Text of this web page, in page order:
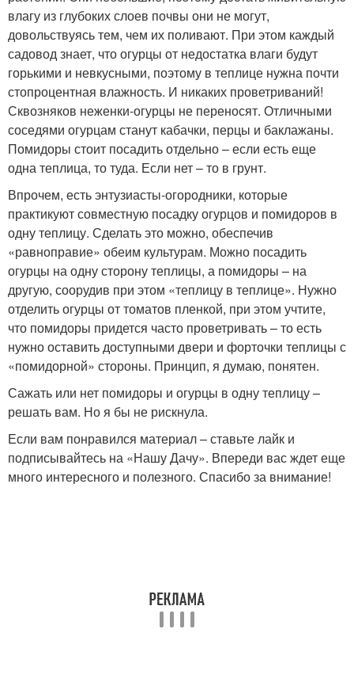
влагу из глубоких слоев почвы они не могут,
довольствуясь тем, чем их поливают. При этом каждый
садовод знает, что огурцы от недостатка влаги будут
горькими и невкусными, поэтому в теплице нужна почти
стопроцентная влажность. И никаких проветриваний!
Сквозняков неженки-огурцы не переносят. Отличными
соседями огурцам станут кабачки, перцы и баклажаны.
Помидоры стоит посадить отдельно – если есть еще
одна теплица, то туда. Если нет – то в грунт.
Впрочем, есть энтузиасты-огородники, которые
практикуют совместную посадку огурцов и помидоров в
одну теплицу. Сделать это можно, обеспечив
«равноправие» обеим культурам. Можно посадить
огурцы на одну сторону теплицы, а помидоры – на
другую, соорудив при этом «теплицу в теплице». Нужно
отделить огурцы от томатов пленкой, при этом учтите,
что помидоры придется часто проветривать – то есть
нужно оставить доступными двери и форточки теплицы с
«помидорной» стороны. Принцип, я думаю, понятен.
Сажать или нет помидоры и огурцы в одну теплицу –
решать вам. Но я бы не рискнула.
Если вам понравился материал – ставьте лайк и
подписывайтесь на «Нашу Дачу». Впереди вас ждет еще
много интересного и полезного. Спасибо за внимание!